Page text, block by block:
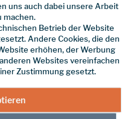
Ladenabholung
Warenkorb
uns auch dabei unsere Arbeit
machen.
Betrieb der Website
Andere Cookies, die den
erhöhen, der Werbung
Websites vereinfachen
Zustimmung gesetzt.